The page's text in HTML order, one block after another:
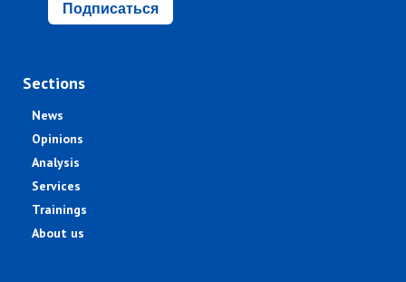
Подписаться
Sections
News
Opinions
Analysis
Services
Trainings
About us